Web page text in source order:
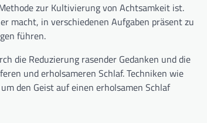
zur Kultivierung von Achtsamkeit ist.
macht, in verschiedenen Aufgaben präsent zu
führen.
die Reduzierung rasender Gedanken und die
und erholsameren Schlaf. Techniken wie
den Geist auf einen erholsamen Schlaf